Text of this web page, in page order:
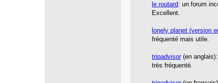
le routard: un forum
Excellent.
lonely planet (version
fréquenté mais utile.
tripadvisor(en
très fréquenté.